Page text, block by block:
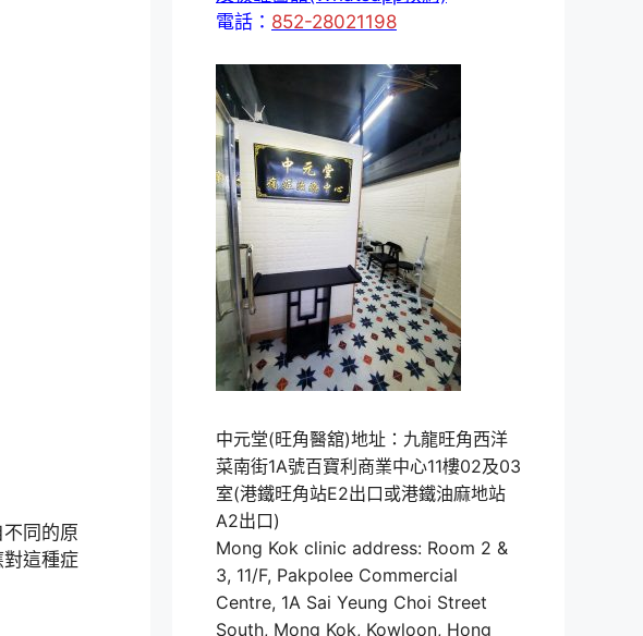
同的原
這種症
電話： 852-28021198
中元堂(旺角醫舘)地址：九龍旺角西洋
菜南街1A號百寶利商業中心11樓02及03
室(港鐵旺角站E2出口或港鐵油麻地站
A2出口)
Mong Kok clinic address: Room 2 &
3, 11/F, Pakpolee Commercial
Centre, 1A Sai Yeung Choi Street
South, Mong Kok, Kowloon, Hong